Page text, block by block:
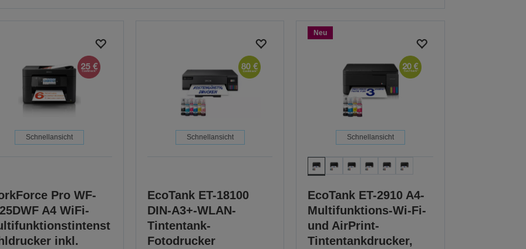
Schnellansicht
Pro WF-
A4 WiFi-
inkl.
Schnellansicht
EcoTank ET-18100
DIN-A3+-WLAN-
Tintentank-
Fotodrucker
Neu
Schnellansicht
EcoTank ET-2910 A4-
Multifunktions-Wi-Fi-
und AirPrint-
Tintentankdrucker,